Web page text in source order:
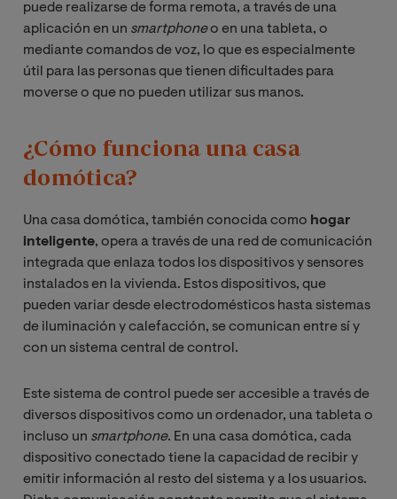
puede realizarse de forma remota, a través de una
aplicación en un smartphoneo en una tableta, o
mediante comandos de voz, lo que es especialmente
útil para las personas que tienen dificultades para
moverse o que no pueden utilizar sus manos.
¿Cómo funciona una casa
domótica?
Una casa domótica, también conocida como hogar
inteligente, opera a través de una red de comunicación
integrada que enlaza todos los dispositivos y sensores
instalados en la vivienda. Estos dispositivos, que
pueden variar desde electrodomésticos hasta sistemas
de iluminación y calefacción, se comunican entre sí y
con un sistema central de control.
Este sistema de control puede ser accesible a través de
diversos dispositivos como un ordenador, una tableta o
incluso un smartphone. En una casa domótica, cada
dispositivo conectado tiene la capacidad de recibir y
emitir información al resto del sistema y a los usuarios.